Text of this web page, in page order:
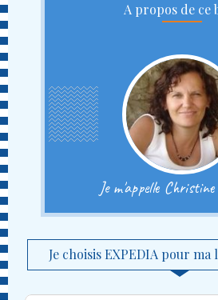
A propos de ce
Je m'appelle
Je choisis EXPEDIA pour